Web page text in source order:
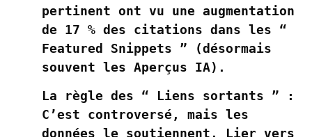
pertinent ont vu une augmentation
de 17 % des citations dans les “
Featured Snippets ” (désormais
souvent les Aperçus IA).
La règle des “ Liens sortants ” :
C’est controversé, mais les
données le soutiennent. Lier vers